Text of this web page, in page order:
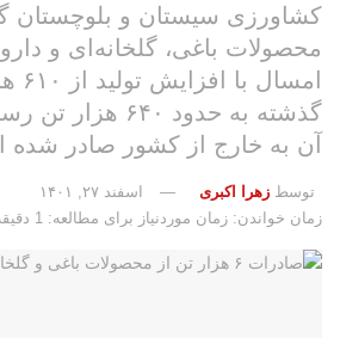
کشاورزی سیستان و بلوچستان
محصولات باغی، گلخانه‌ای و
آن به خارج از کشور صادر
توسط زهرا اکبری
اسفند ۲۷, ۱۴۰۱
زمان خواندن: زمان موردنیاز برای مطالعه: 1 دقیقه